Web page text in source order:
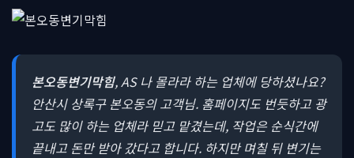
본오동변기막힘, AS 나 몰라라 하는 업체에 당하셨나요?
안산시 상록구 본오동의 고객님. 홈페이지도 번듯하고 광
고도 많이 하는 업체라 믿고 맡겼는데, 작업은 순식간에
끝내고 돈만 받아 갔다고 합니다. 하지만 며칠 뒤 변기는